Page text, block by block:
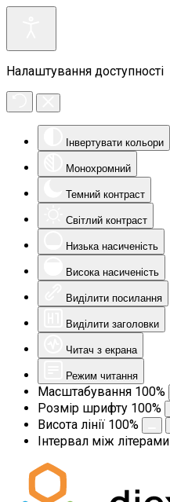
Налаштування доступності
Інвертувати кольори
Монохромний
Темний контраст
Світлий контраст
Низька насиченість
Висока насиченість
Виділити посилання
Виділити заголовки
Читач з екрана
Режим читання
Масштабування 100%
Розмір шрифту 100%
Висота лінії 100%
Інтервал між літерами